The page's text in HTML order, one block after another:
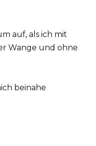
auf, als ich mit
Wange und ohne
beinahe